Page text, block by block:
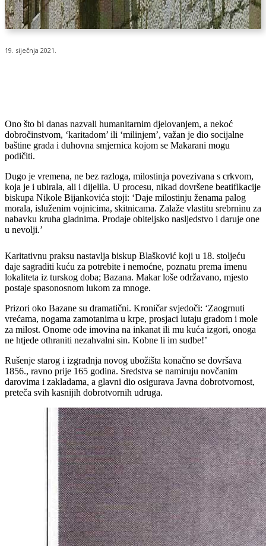
19. siječnja 2021.
Ono što bi danas nazvali humanitarnim djelovanjem, a nekoć
dobročinstvom, ‘karitadom’ ili ‘milinjem’, važan je dio socijalne
baštine grada i duhovna smjernica kojom se Makarani mogu
podičiti.
Dugo je vremena, ne bez razloga, milostinja povezivana s crkvom,
koja je i ubirala, ali i dijelila. U procesu, nikad dovršene beatifikacije
biskupa Nikole Bijankovića stoji: ‘Daje milostinju ženama palog
morala, isluženim vojnicima, skitnicama. Zalaže vlastitu srebrninu za
nabavku kruha gladnima. Prodaje obiteljsko nasljedstvo i daruje one
u nevolji.’
Karitativnu praksu nastavlja biskup Blašković koji u 18. stoljeću
daje sagraditi kuću za potrebite i nemoćne, poznatu prema imenu
lokaliteta iz turskog doba; Bazana. Makar loše održavano, mjesto
postaje spasonosnom lukom za mnoge.
Prizori oko Bazane su dramatični. Kroničar svjedoči: ‘Zaogrnuti
vrećama, nogama zamotanima u krpe, prosjaci lutaju gradom i mole
za milost. Onome ode imovina na inkanat ili mu kuća izgori, onoga
ne htjede othraniti nezahvalni sin. Kobne li im sudbe!’
Rušenje starog i izgradnja novog ubožišta konačno se dovršava
1856., ravno prije 165 godina. Sredstva se namiruju novčanim
darovima i zakladama, a glavni dio osigurava Javna dobrotvornost,
preteča svih kasnijih dobrotvornih udruga.